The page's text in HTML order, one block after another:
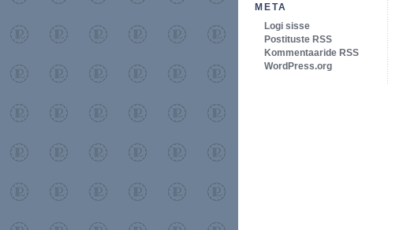
META
Logi sisse
Postituste RSS
Kommentaaride RSS
WordPress.org